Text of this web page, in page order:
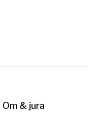
Om & jura